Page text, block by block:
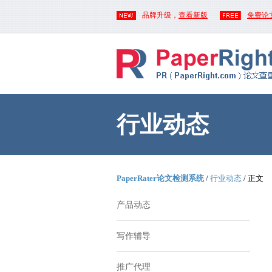
品牌升级， 查看新版 免费论
行业动态
PaperRater论文检测系统/ 行业动态 / 正文
产品动态
写作辅导
推广代理